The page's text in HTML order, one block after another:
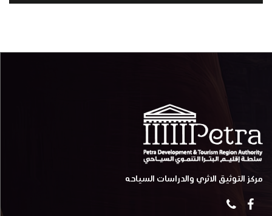
مركز التوثيق الاثري والدراسات السياحه